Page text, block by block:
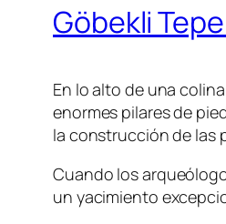
Göbekli
En lo alto de una
enormes pilares de
la construcción de las
Cuando los
un yacimiento